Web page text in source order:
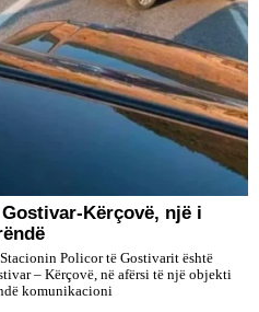
Kërçovë, një i
Policor të Gostivarit është
– Kërçovë, në afërsi të një objekti
komunikacioni